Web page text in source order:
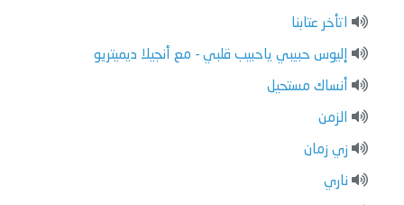
اتأخر عتابنا
إليوس حبيبي ياحبيب قلبي - مع أنجيلا ديميتريو
أنساك مستحيل
الزمن
زي زمان
ناري